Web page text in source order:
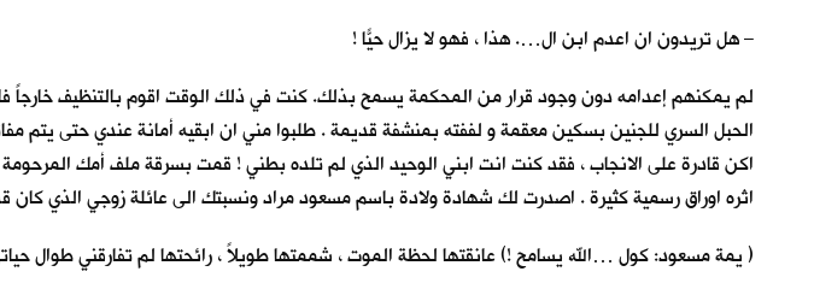
– هل تريدون ان اعدم ابن ال…. هذا ، فهو لا يزال حيّاً !
لم يمكنهم إعدامه دون وجود قرار من المحكمة يسمح بذلك. كنت في ذلك الوقت اقوم بالتنظيف
الحبل السري للجنين بسكين معقمة و لففته بمنشفة قديمة . طلبوا مني ان ابقيه أمانة عندي حتى يتم
اكن قادرة على الانجاب ، فقد كنت انت ابني الوحيد الذي لم تلده بطني ! قمت بسرقة ملف أمك
اثره اوراق رسمية كثيرة . اصدرت لك شهادة ولادة باسم مسعود مراد ونسبتك الى عائلة زوجي الذي كان
( يمة مسعود: كول …الله يسامح !) عانقتها لحظة الموت ، شممتها طويلاً ، رائحتها لم تفارقني طوال